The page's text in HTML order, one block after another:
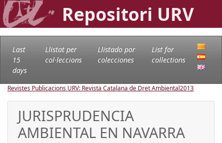
Repositori URV
Last
15
days
Llistat per
col·leccions
Llistado por
colecciones
List for
collections
Revistes Publicacions URV: Revista Catalana de Dret Ambiental2013
JURISPRUDENCIA
AMBIENTAL EN NAVARRA